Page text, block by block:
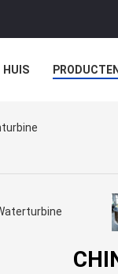
HUIS PRODUCTEN